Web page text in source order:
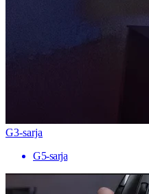
G3-sarja
G5-sarja